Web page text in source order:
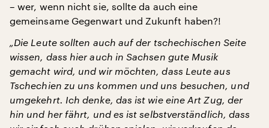
– wer, wenn nicht sie, sollte da auch eine
gemeinsame Gegenwart und Zukunft haben?!
„Die Leute sollten auch auf der tschechischen Seite
wissen, dass hier auch in Sachsen gute Musik
gemacht wird, und wir möchten, dass Leute aus
Tschechien zu uns kommen und uns besuchen, und
umgekehrt. Ich denke, das ist wie eine Art Zug, der
hin und her fährt, und es ist selbstverständlich, dass